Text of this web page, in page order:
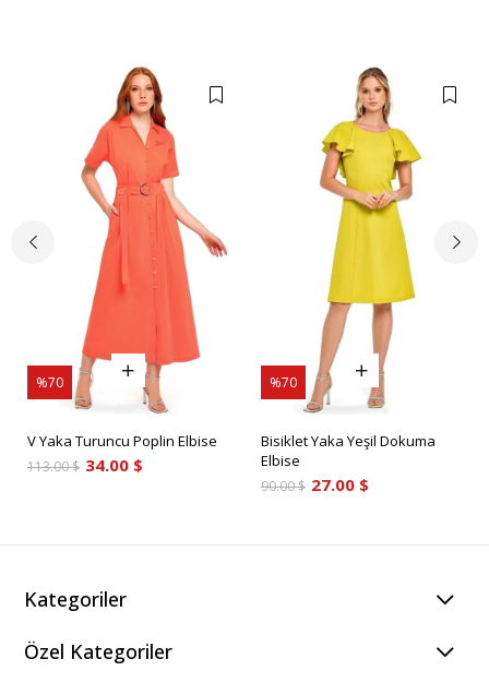
V Yaka Turuncu Poplin Elbise
34.00 $
113.00 $
%70
Bisiklet Yaka Yeşil Dokuma
Elbise
27.00 $
90.00 $
%70
Kategoriler
Özel Kategoriler